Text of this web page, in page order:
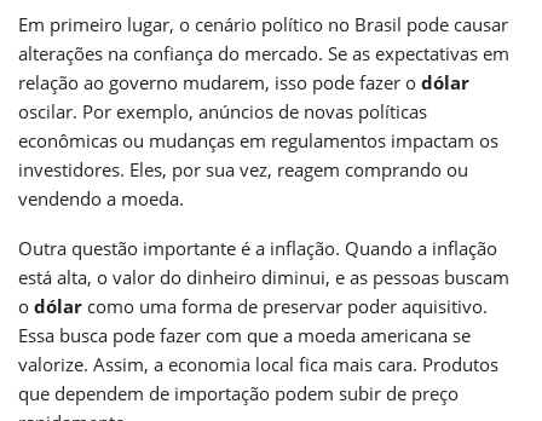
Em primeiro lugar, o cenário político no Brasil pode causar
alterações na confiança do mercado. Se as expectativas em
relação ao governo mudarem, isso pode fazer o dólar
oscilar. Por exemplo, anúncios de novas políticas
econômicas ou mudanças em regulamentos impactam os
investidores. Eles, por sua vez, reagem comprando ou
vendendo a moeda.
Outra questão importante é a inflação. Quando a inflação
está alta, o valor do dinheiro diminui, e as pessoas buscam
o dólar como uma forma de preservar poder aquisitivo.
Essa busca pode fazer com que a moeda americana se
valorize. Assim, a economia local fica mais cara. Produtos
que dependem de importação podem subir de preço